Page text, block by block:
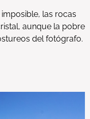
las rocas
aunque la pobre
del fotógrafo.